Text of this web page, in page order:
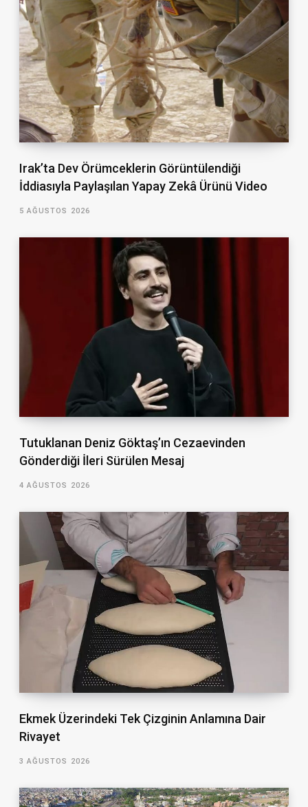
Irak’ta Dev Örümceklerin Görüntülendiği
İddiasıyla Paylaşılan Yapay Zekâ Ürünü Video
5 AĞUSTOS 2026
Tutuklanan Deniz Göktaş’ın Cezaevinden
Gönderdiği İleri Sürülen Mesaj
4 AĞUSTOS 2026
Ekmek Üzerindeki Tek Çizginin Anlamına Dair
Rivayet
3 AĞUSTOS 2026